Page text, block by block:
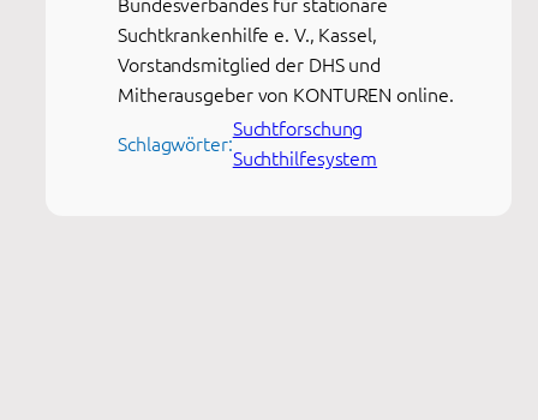
Suchtkrankenhilfe e. V., Kassel,
Vorstandsmitglied der DHS und
Mitherausgeber von KONTUREN online.
Schlagwörter:
Suchtforschung
Suchthilfesystem